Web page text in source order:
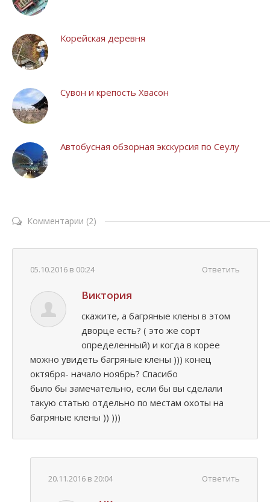
Корейская деревня
Сувон и крепость Хвасон
Автобусная обзорная экскурсия по Сеулу
Комментарии (2)
Ответить
05.10.2016 в 00:24
Виктория
скажите, а багряные клены в этом
дворце есть? ( это же сорт
определенный) и когда в корее
можно увидеть багряные клены ))) конец
октября- начало ноябрь? Спасибо
было бы замечательно, если бы вы сделали
такую статью отдельно по местам охоты на
багряные клены )) )))
Ответить
20.11.2016 в 20:04